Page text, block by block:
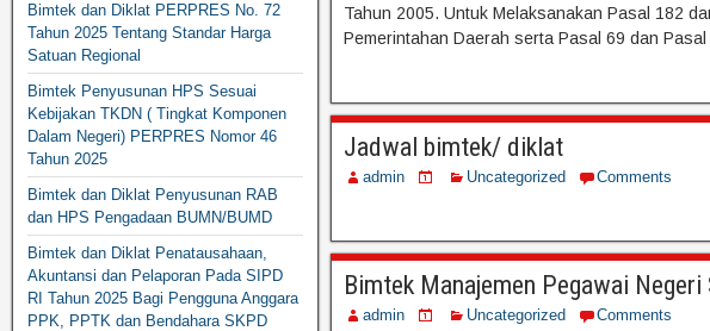
Tahun 2005. Untuk Melaksanakan Pasal 182
Pemerintahan Daerah serta Pasal 69 dan
Jadwal bimtek/ diklat
admin Uncategorized Comments
Bimtek Manajemen Pegawai
admin Uncategorized Comments
Bimtek dan Diklat PERPRES No. 72
Tahun 2025 Tentang Standar Harga
Satuan Regional
Bimtek Penyusunan HPS Sesuai
Kebijakan TKDN ( Tingkat Komponen
Dalam Negeri) PERPRES Nomor 46
Tahun 2025
Bimtek dan Diklat Penyusunan RAB
dan HPS Pengadaan BUMN/BUMD
Bimtek dan Diklat Penatausahaan,
Akuntansi dan Pelaporan Pada SIPD
RI Tahun 2025 Bagi Pengguna Anggara
PPK, PPTK dan Bendahara SKPD